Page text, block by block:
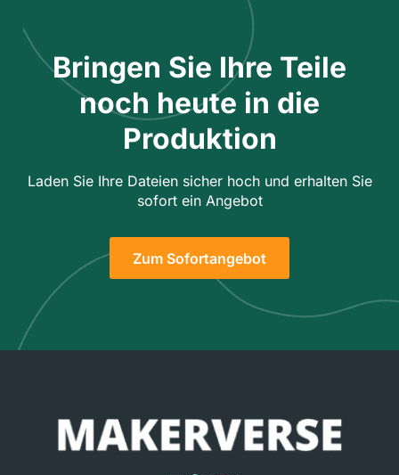
Bringen Sie Ihre Teile
noch heute in die
Produktion
Laden Sie Ihre Dateien sicher hoch und erhalten Sie
sofort ein Angebot
Zum Sofortangebot